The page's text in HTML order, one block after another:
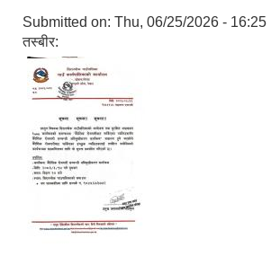
Submitted on: Thu, 06/25/2026 - 16:25
तस्बीर: